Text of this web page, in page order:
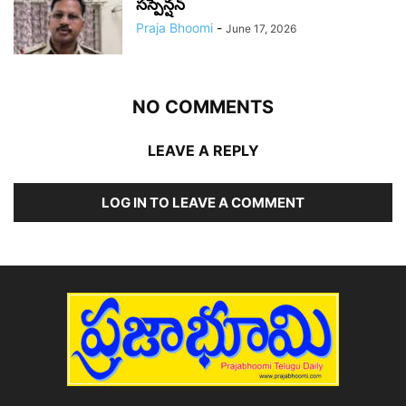
సస్పెన్షన్
Praja Bhoomi - June 17, 2026
NO COMMENTS
LEAVE A REPLY
LOG IN TO LEAVE A COMMENT